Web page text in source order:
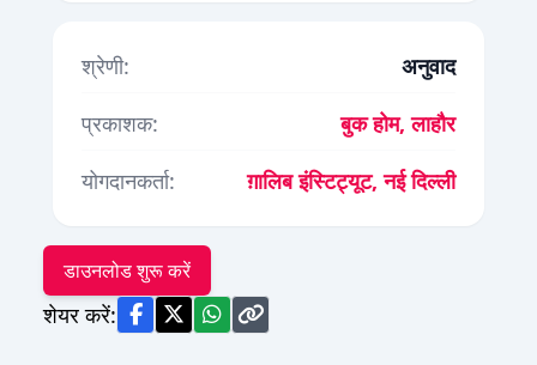
श्रेणी:
अनुवाद
प्रकाशक:
बुक होम, लाहौर
योगदानकर्ता:
ग़ालिब इंस्टिट्यूट, नई दिल्ली
डाउनलोड शुरू करें
शेयर करें: